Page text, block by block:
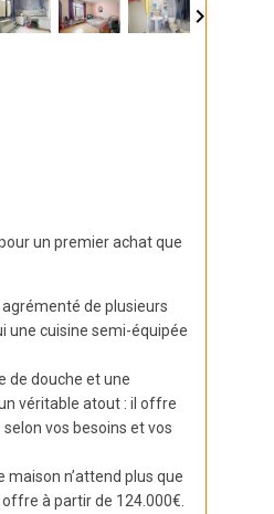
un premier achat que
de plusieurs
une cuisine semi-équipée
de douche et une
véritable atout : il offre
vos besoins et vos
n’attend plus que
à partir de 124.000€.